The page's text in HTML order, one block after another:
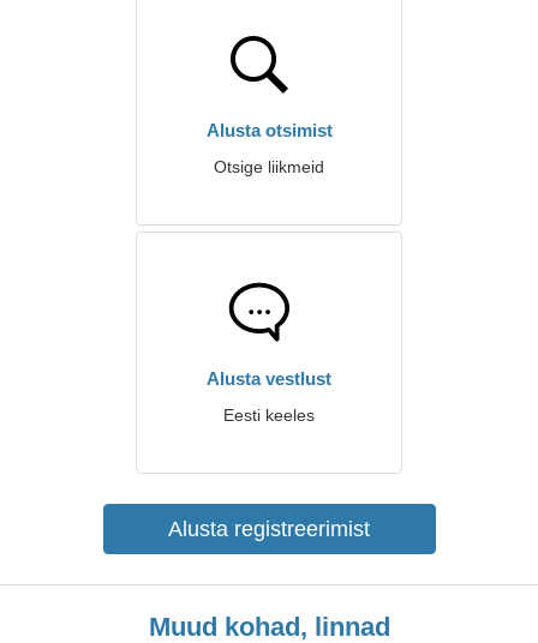
Alusta otsimist
Otsige liikmeid
Alusta vestlust
Eesti keeles
Alusta registreerimist
Muud kohad, linnad